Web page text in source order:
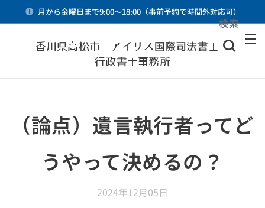
月から金曜日まで9:00～18:00（事前予約で時間外対応可）
香川県高松市 アイリス国際司法書士・
行政書士事務所
検索
（論点）遺言執行者ってど
うやって決めるの？
2024年12月05日